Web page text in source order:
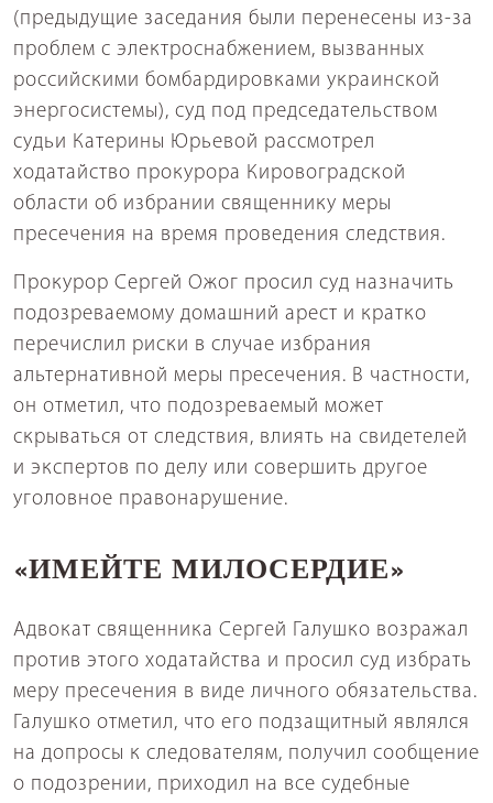
(предыдущие заседания были перенесены из-за
проблем с электроснабжением, вызванных
российскими бомбардировками украинской
энергосистемы), суд под председательством
судьи Катерины Юрьевой рассмотрел
ходатайство прокурора Кировоградской
области об избрании священнику меры
пресечения на время проведения следствия.
Прокурор Сергей Ожог просил суд назначить
подозреваемому домашний арест и кратко
перечислил риски в случае избрания
альтернативной меры пресечения. В частности,
он отметил, что подозреваемый может
скрываться от следствия, влиять на свидетелей
и экспертов по делу или совершить другое
уголовное правонарушение.
«ИМЕЙТЕ МИЛОСЕРДИЕ»
Адвокат священника Сергей Галушко возражал
против этого ходатайства и просил суд избрать
меру пресечения в виде личного обязательства.
Галушко отметил, что его подзащитный являлся
на допросы к следователям, получил сообщение
о подозрении, приходил на все судебные